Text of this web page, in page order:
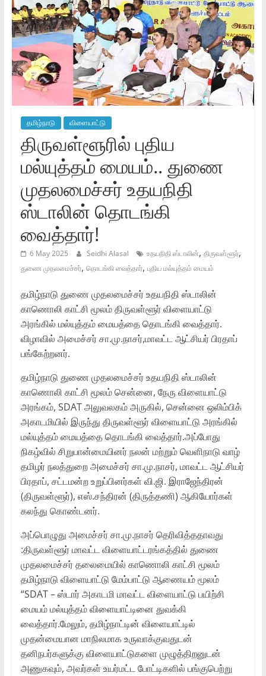
தமிழ்நாடு விளையாட்டு
திருவள்ளூரில் புதிய
மல்யுத்தம் மையம்.. துணை
முதலமைச்சர் உதயநிதி
ஸ்டாலின் தொடங்கி
வைத்தார்!
6 May 2025 Seidhi Alasal உதயநிதி ஸ்டாலின், திருவள்ளூர்,
துணை முதலமைச்சர், தொடங்கி வைத்தார், புதிய மல்யுத்தம் மையம்
தமிழ்நாடு துணை முதலமைச்சர் உதயநிதி ஸ்டாலின்
காணொலி காட்சி மூலம் திருவள்ளூர் விளையாட்டு
அரங்கில் மல்யுத்தம் மையத்தை தொடங்கி வைத்தார்.
விழாவில் அமைச்சர் சா.மு.நாசர்,மாவட்ட ஆட்சியர் பிரதாப்
பங்கேற்றனர்.
தமிழ்நாடு துணை முதலமைச்சர் உதயநிதி ஸ்டாலின்
காணொலி காட்சி மூலம் சென்னை, நேரு விளையாட்டு
அரங்கம், SDAT அலுவலகம் அருகில், சென்னை ஒலிம்பிக்
அகாடமியில் இருந்து திருவள்ளூர் விளையாட்டு அரங்கில்
மல்யுத்தம் மையத்தை தொடங்கி வைத்தார்.அப்போது
நிகழ்வில் சிறுபான்மையினர் நலன் மற்றும் வெளிநாடு வாழ்
தமிழர் நலத்துறை அமைச்சர் சா.மு.நாசர், மாவட்ட ஆட்சியர்
பிரதாப், சட்டமன்ற உறுப்பினர்கள் வி.ஜி. இராஜேந்திரன்
(திருவள்ளூர்), எஸ்.சந்திரன் (திருத்தணி) ஆகியோர்கள்
கலந்து கொண்டனர்.
அப்பொழுது அமைச்சர் சா.மு.நாசர் தெரிவித்ததாவது
:திருவள்ளூர் மாவட்ட விளையாட்டரங்கத்தில் துணை
முதலமைச்சர் தலைமையில் காணொலி காட்சி மூலம்
தமிழ்நாடு விளையாட்டு மேம்பாட்டு ஆணையம் மூலம்
“SDAT – ஸ்டார் அகாடமி மாவட்ட விளையாட்டு பயிற்சி
மையம் மல்யுத்தம் விளையாட்டினை துவக்கி
வைத்தார்.மேலும், தமிழ்நாட்டின் விளையாட்டில்
முதன்மையான மாநிலமாக உருவாக்குவதுடன்
தனிநபர்களுக்கு விளையாட்டுகளை முழுத்திறனுடன்
அணுகவும், அவர்கள் உயர்மட்ட போட்டிகளில் பங்குபெற்று